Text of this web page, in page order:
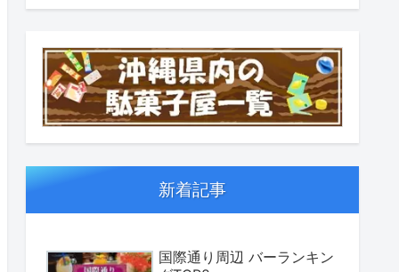
新着記事
国際通り周辺 バーランキン